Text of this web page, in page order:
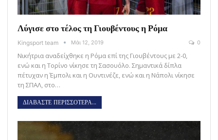
Λύγισε στο τέλος τη Γιουβέντους η Ρόμα
Kingsport team Μάι 12, 2019 0
Νικήτρια αναδείχθηκε η Ρόμα επί της Γιουβέντους με 2-0,
ενώ και η Τορίνο νίκησε τη Σασουόλο. Σημαντικά δίπλα
πέτυχαν η Έμπολι και η Ουντινέζε, ενώ και η Νάπολι νίκησε
τη ΣΠΑΛ, στο…
ΔΙΑΒΑΣΤΕ ΠΕΡΙΣΣΟΤΕΡΑ...